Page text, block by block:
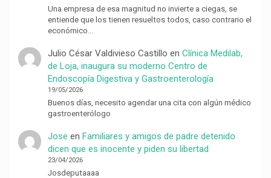
Una empresa de esa magnitud no invierte a ciegas, se
entiende que los tienen resueltos todos, caso contrario el
económico…
Julio César Valdivieso Castillo en Clínica Medilab,
de Loja, inaugura su moderno Centro de
Endoscopía Digestiva y Gastroenterología
19/05/2026
Buenos días, necesito agendar una cita con algún médico
gastroenterólogo
Jose en Familiares y amigos de padre detenido
dicen que es inocente y piden su libertad
23/04/2026
Josdeputaaaa